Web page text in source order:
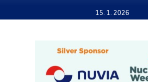
Přidejte se k nám
15. 1. 2026